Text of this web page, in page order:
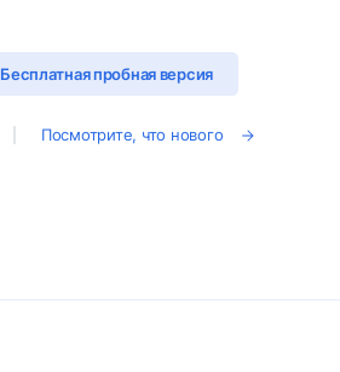
Бесплатная пробная версия
Посмотрите, что нового